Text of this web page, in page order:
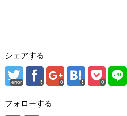
シェアする
error 0 0
フォローする